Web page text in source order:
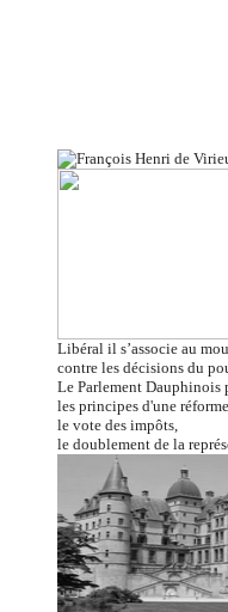
Libéral il s’associe au
contre les décisions du
Le Parlement Dauphinois
les principes d'une
le vote des impôts,
le doublement de la